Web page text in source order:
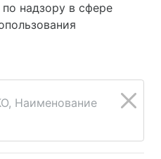
надзору в сфере
Наименование